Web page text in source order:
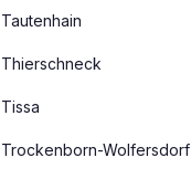
Wolfersdorf